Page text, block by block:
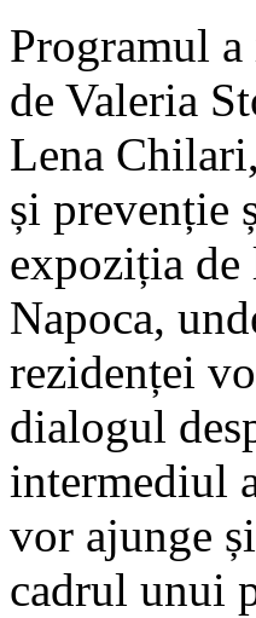
Programul
de Valeria
Lena
și prevenție
expoziția
Napoca,
rezidenței
dialogul
intermediul
vor ajunge
cadrul unui